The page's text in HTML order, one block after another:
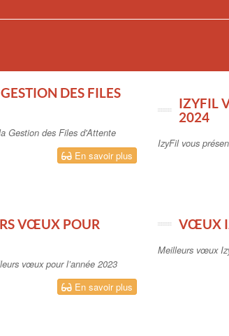
DES FILES
Gestion des Files d'Attente
En savoir plus
IZYFIL
2024
IzyFil vous
VŒUX POUR
vœux pour l’année 2023
En savoir plus
VŒUX
Meilleurs vœux